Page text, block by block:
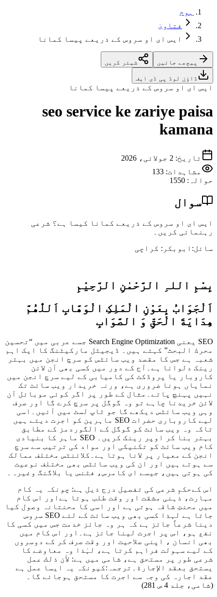
ہوم
فتاویٰ
ایس ای او سروس کے ذریعے پيسا كمانا
پیچھے جائیں شیئر کریں
ڈاؤن لوڈ پی ڈی ایف
ایس ای او سروس کے ذریعے پيسا كمانا
seo service ke zariye paisa
kamana
تاریخ: 2 جولائی، 2026
مشاہدات: 133
حوالہ :
1550
سوال
ایس ای او سروس کے ذریعے کمانا کیسا ہے؟ شرعی
رہنمائی کریں۔
سائل:ابوبکر: کراچی
بِسْمِ اللہِ الرَّحْمٰنِ الرَّحِيْمِ
اَلْجَوَابُ بِعَوْنِ الْمَلِکِ الْوَھَّابِ اَللّٰھُمَّ
ھِدَايَةَ الْحَقِّ وَ الصَّوَابِ
SEO یعنی Search Engine Optimization جسے عربی میں “تحسين
محرك البحث” کہتے ہیں۔ ڈیجیٹل مارکیٹنگ کا ایک اہم
شعبہ ہے جس کا مقصد ویب سائٹس کو سرچ انجن میں بہتر
رینک دلوانا ہے۔آج کے دور میں کسی بھی آن لائن
کاروبار یا پروڈکٹ کی کامیابی کے لیے سرچ انجن میں
نمایاں ہونا ضروری ہے، ورنہ خریدار ویب سائٹ تک
نہیں پہنچ پاتے۔مثال کے طور پر اگر کوئی موبائل آن
لائن خریدنا چاہے تو وہ گوگل پر سرچ کرے گا اور صرف
وہی ویب سائٹس دیکھے گا جو ٹاپ لسٹ میں آئیں۔اسی
لیے کاروباری حضرات SEO ماہرین کو اجرت دیتے ہیں
تاکہ وہ ویب سائٹ کو گوگل کے الگوردمز کے مطابق
بہتر بنا کر اوپر رینک کریں۔ SEO ماہر کا بنیادی
کام ویب سائٹ کو تکنیکی اور مواد کی ترتیب سے سرچ
انجن کے معیار پر لانا ہوتا ہے۔کلائنٹس مختلف ممالک
سے ہوتے ہیں اور ان کی ویب سائٹس بھی مختلف نوعیت
کی ہوتی ہیں، جیسے ای کامرس، فٹنس یا بلاگنگ وغیرہ۔
اس کےحکمِ شرعی کی تفصیل درج ذیل ہے: چونکہ یہ کام
مہارت، ذہنی مشقت اور وقت طلب ہوتا ہےاور اس کام
میں محنتِ شاقہ ہوتی ہے اور اسی کا محنتانہ وصول کیا
جاتا ہے لہذا کسی بھی ویب سائٹ کے لئے SEO سروس
دینا شرعاً جائز ہے کہ ہر وہ جائز خدمت جس میں کسی کا
نفع ہو، اس پر اجرت لینا جائز ہے۔اور اس کام میں
بھی انسان ، اپنی صلاحیت اور وقت صرف کر کے دوسروں
کے لیے سہولت فراہم کرتا ہے، لہٰذا وہ معاوضے کا
شرعی طور پر مستحق ہے، شامی میں ہے: لأن ذلك عمل
يستحق بعقد الإجارة ۔ترجمہ:کیونکہ یہ ایسا عمل ہے
عقد اجارہ کی وجہ سے اجرت کا مستحق ہوجائے گا۔
(شامی، جلد 4 ص 281)